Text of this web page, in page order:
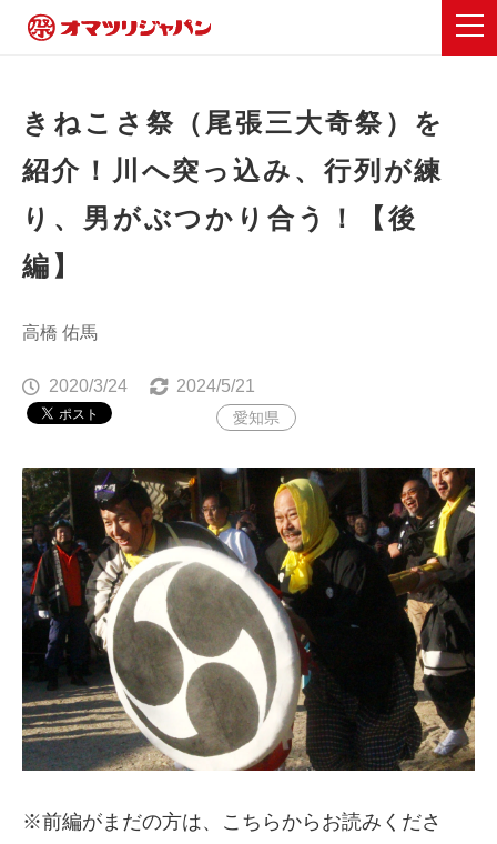
きねこさ祭（尾張三大奇祭）を
紹介！川へ突っ込み、行列が練
り、男がぶつかり合う！【後
編】
高橋 佑馬
2020/3/24 2024/5/21
愛知県
※前編がまだの方は、こちらからお読みくださ